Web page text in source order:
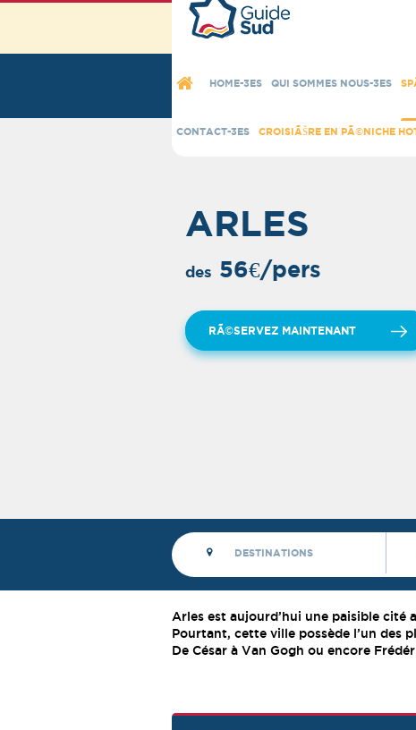
nos-avis
HOME-3ES QUI SOMMES NOUS-3ES
CONTACT-3ES CROISIÃŠRE EN PÃ©NICHE
ARLES
des 56€/pers
RÃ©SERVEZ MAINTENANT
Arles est aujourd’hui une paisible cité
Pourtant, cette ville possède l’un des
De César à Van Gogh ou encore